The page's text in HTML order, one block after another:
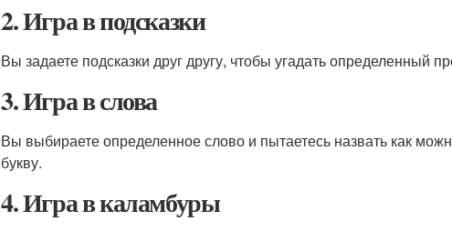
2. Игра в подсказки
Вы задаете подсказки друг другу, чтобы угадать определенный
3. Игра в слова
Вы выбираете определенное слово и пытаетесь назвать как
букву.
4. Игра в каламбуры